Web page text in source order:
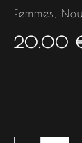
Femmes
20.00